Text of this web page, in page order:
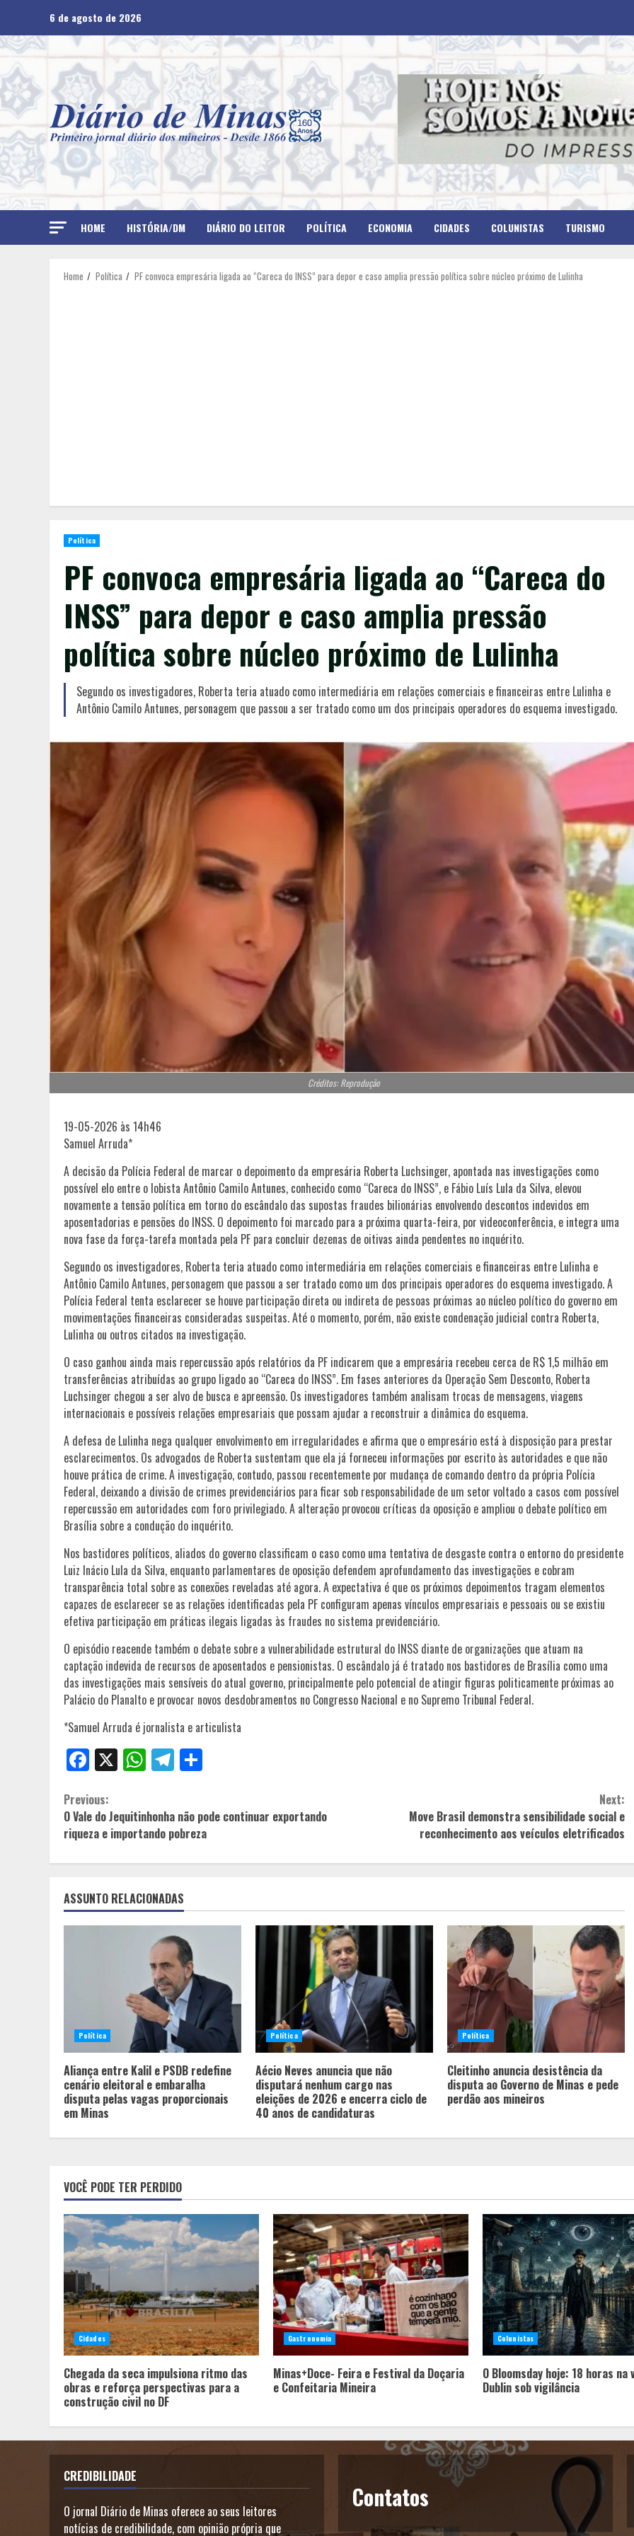
content
6 de agosto de 2026
HOME HISTÓRIA/DM DIÁRIO DO LEITOR POLÍTICA ECONOMIA CIDADES COLUNISTAS TURISMO
Home Política PF convoca empresária ligada ao “Careca do INSS” para depor e caso amplia pressão política sobre núcleo próximo de Lulinha
Política
PF convoca empresária ligada ao “Careca do
INSS” para depor e caso amplia pressão
política sobre núcleo próximo de Lulinha
Segundo os investigadores, Roberta teria atuado como intermediária em relações comerciais e financeiras entre Lulinha e
Antônio Camilo Antunes, personagem que passou a ser tratado como um dos principais operadores do esquema investigado.
Créditos: Reprodução
19-05-2026 às 14h46
Samuel Arruda*
A decisão da Polícia Federal de marcar o depoimento da empresária Roberta Luchsinger, apontada nas investigações como
possível elo entre o lobista Antônio Camilo Antunes, conhecido como “Careca do INSS”, e Fábio Luís Lula da Silva, elevou
novamente a tensão política em torno do escândalo das supostas fraudes bilionárias envolvendo descontos indevidos em
aposentadorias e pensões do INSS. O depoimento foi marcado para a próxima quarta-feira, por videoconferência, e integra uma
nova fase da força-tarefa montada pela PF para concluir dezenas de oitivas ainda pendentes no inquérito.
Segundo os investigadores, Roberta teria atuado como intermediária em relações comerciais e financeiras entre Lulinha e
Antônio Camilo Antunes, personagem que passou a ser tratado como um dos principais operadores do esquema investigado. A
Polícia Federal tenta esclarecer se houve participação direta ou indireta de pessoas próximas ao núcleo político do governo em
movimentações financeiras consideradas suspeitas. Até o momento, porém, não existe condenação judicial contra Roberta,
Lulinha ou outros citados na investigação.
O caso ganhou ainda mais repercussão após relatórios da PF indicarem que a empresária recebeu cerca de R$ 1,5 milhão em
transferências atribuídas ao grupo ligado ao “Careca do INSS”. Em fases anteriores da Operação Sem Desconto, Roberta
Luchsinger chegou a ser alvo de busca e apreensão. Os investigadores também analisam trocas de mensagens, viagens
internacionais e possíveis relações empresariais que possam ajudar a reconstruir a dinâmica do esquema.
A defesa de Lulinha nega qualquer envolvimento em irregularidades e afirma que o empresário está à disposição para prestar
esclarecimentos. Os advogados de Roberta sustentam que ela já forneceu informações por escrito às autoridades e que não
houve prática de crime. A investigação, contudo, passou recentemente por mudança de comando dentro da própria Polícia
Federal, deixando a divisão de crimes previdenciários para ficar sob responsabilidade de um setor voltado a casos com possível
repercussão em autoridades com foro privilegiado. A alteração provocou críticas da oposição e ampliou o debate político em
Brasília sobre a condução do inquérito.
Nos bastidores políticos, aliados do governo classificam o caso como uma tentativa de desgaste contra o entorno do presidente
Luiz Inácio Lula da Silva, enquanto parlamentares de oposição defendem aprofundamento das investigações e cobram
transparência total sobre as conexões reveladas até agora. A expectativa é que os próximos depoimentos tragam elementos
capazes de esclarecer se as relações identificadas pela PF configuram apenas vínculos empresariais e pessoais ou se existiu
efetiva participação em práticas ilegais ligadas às fraudes no sistema previdenciário.
O episódio reacende também o debate sobre a vulnerabilidade estrutural do INSS diante de organizações que atuam na
captação indevida de recursos de aposentados e pensionistas. O escândalo já é tratado nos bastidores de Brasília como uma
das investigações mais sensíveis do atual governo, principalmente pelo potencial de atingir figuras politicamente próximas ao
Palácio do Planalto e provocar novos desdobramentos no Congresso Nacional e no Supremo Tribunal Federal.
*Samuel Arruda é jornalista e articulista
Facebook
X WhatsApp
Telegram
Continue
Reading
Previous:
O Vale do Jequitinhonha não pode continuar exportando
riqueza e importando pobreza
Next:
Move Brasil demonstra sensibilidade social e
reconhecimento aos veículos eletrificados
ASSUNTO RELACIONADAS
Política
Aliança entre Kalil e PSDB redefine
cenário eleitoral e embaralha
disputa pelas vagas proporcionais
em Minas
Política
Aécio Neves anuncia que não
disputará nenhum cargo nas
eleições de 2026 e encerra ciclo de
40 anos de candidaturas
Política
Cleitinho anuncia desistência da
disputa ao Governo de Minas e pede
perdão aos mineiros
VOCÊ PODE TER PERDIDO
Cidades
Chegada da seca impulsiona ritmo das
obras e reforça perspectivas para a
construção civil no DF
Gastronomia
Minas+Doce- Feira e Festival da Doçaria
e Confeitaria Mineira
Colunistas
O Bloomsday hoje: 18 horas na
Dublin sob vigilância
CREDIBILIDADE
O jornal Diário de Minas oferece ao seus leitores
notícias de credibilidade, com opinião própria que
Contatos